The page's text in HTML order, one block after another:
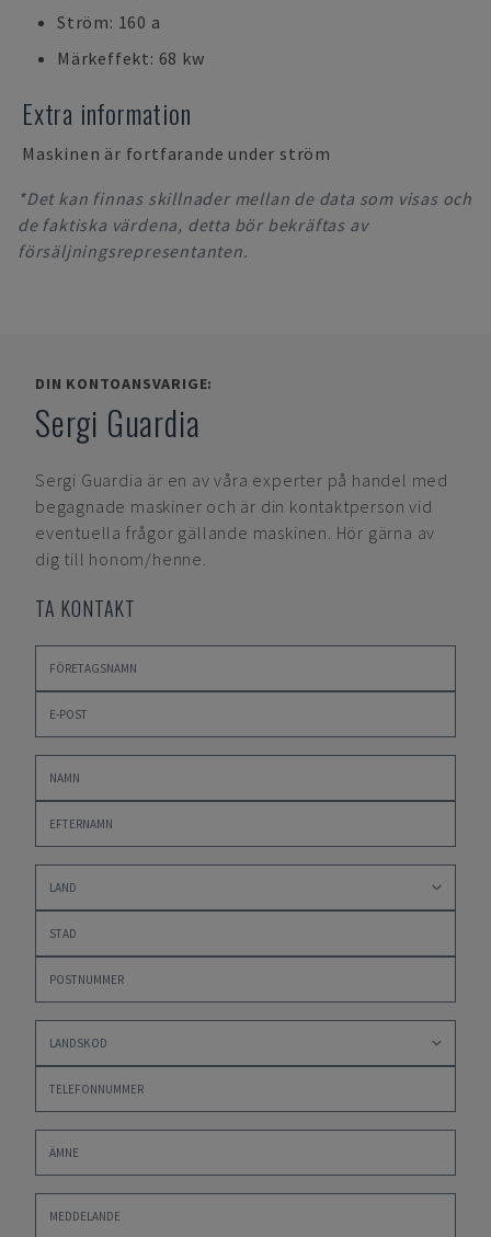
Ström: 160 a
Märkeffekt: 68 kw
Extra information
Maskinen är fortfarande under ström
*Det kan finnas skillnader mellan de data som visas och
de faktiska värdena, detta bör bekräftas av
försäljningsrepresentanten.
DIN KONTOANSVARIGE:
Sergi Guardia
Sergi Guardia är en av våra experter på handel med
begagnade maskiner och är din kontaktperson vid
eventuella frågor gällande maskinen. Hör gärna av
dig till honom/henne.
TA KONTAKT